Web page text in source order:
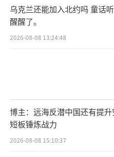
乌克兰还能加入北约吗 童话
醒醒了。
2026-08-08 13:24:48
博主：远海反潜中国还有提
短板锤炼战力
2026-08-08 15:10:37